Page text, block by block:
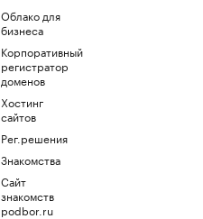
Облако для
бизнеса
Корпоративный
регистратор
доменов
Хостинг
сайтов
Рег.решения
Знакомства
Сайт
знакомств
podbor.ru